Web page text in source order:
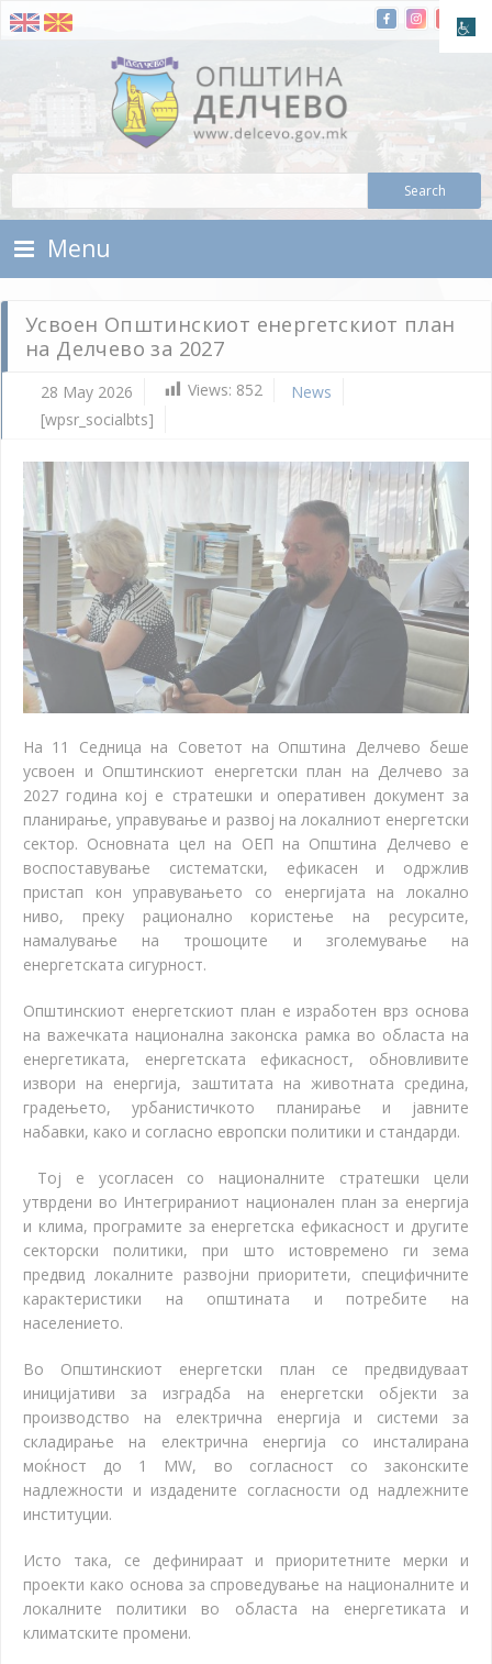
Skip To Content
Municipality of Delchevo
Menu
Усвоен Општинскиот енергетскиот план
на Делчево за 2027
28 May 2026 Views: 852
News
[wpsr_socialbts]
На 11 Седница на Советот на Општина Делчево беше
усвоен и Општинскиот енергетски план на Делчево за
2027 година кој е стратешки и оперативен документ за
планирање, управување и развој на локалниот енергетски
сектор. Основната цел на ОЕП на Општина Делчево е
воспоставување систематски, ефикасен и одржлив
пристап кон управувањето со енергијата на локално
ниво, преку рационално користење на ресурсите,
намалување на трошоците и зголемување на
енергетската сигурност.
Општинскиот енергетскиот план е изработен врз основа
на важечката национална законска рамка во областа на
енергетиката, енергетската ефикасност, обновливите
извори на енергија, заштитата на животната средина,
градењето, урбанистичкото планирање и јавните
набавки, како и согласно европски политики и стандарди.
Тој е усогласен со националните стратешки цели
утврдени во Интегрираниот национален план за енергија
и клима, програмите за енергетска ефикасност и другите
секторски политики, при што истовремено ги зема
предвид локалните развојни приоритети, специфичните
карактеристики на општината и потребите на
населението.
Во Општинскиот енергетски план се предвидуваат
иницијативи за изградба на енергетски објекти за
производство на електрична енергија и системи за
складирање на електрична енергија со инсталирана
моќност до 1 MW, во согласност со законските
надлежности и издадените согласности од надлежните
институции.
Исто така, се дефинираат и приоритетните мерки и
проекти како основа за спроведување на националните и
локалните политики во областа на енергетиката и
климатските промени.